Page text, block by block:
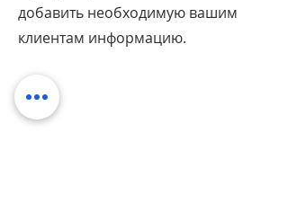
добавить необходимую вашим
клиентам информацию.